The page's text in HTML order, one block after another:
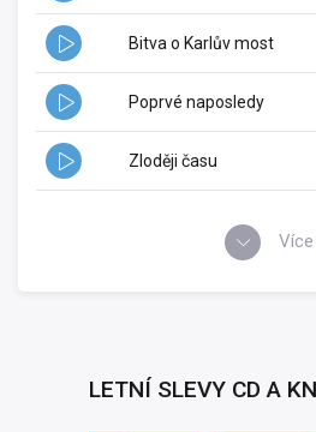
Bitva o Karlův most
Poprvé naposledy
Zloději času
Více
LETNÍ SLEVY CD A